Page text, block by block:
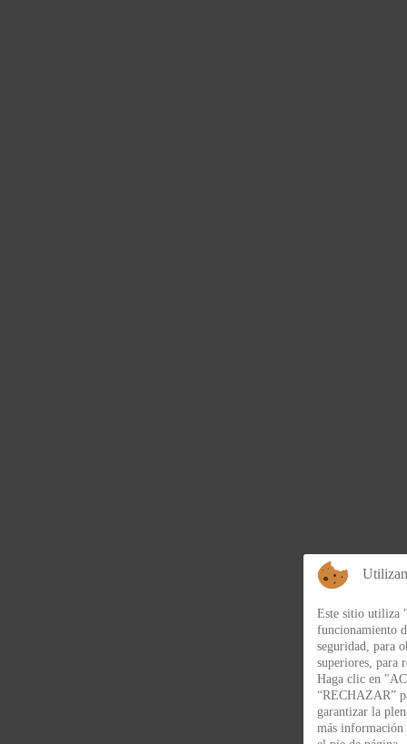
Este sitio utiliza
funcionamiento
seguridad, para
superiores, para
Haga clic en
“RECHAZAR”
garantizar la
más